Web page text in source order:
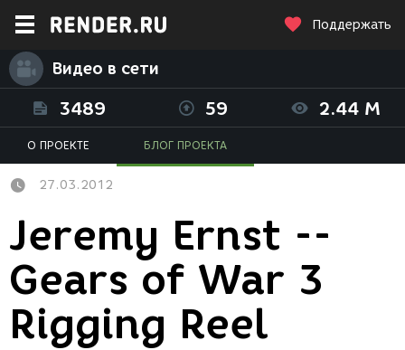
Поддержать
Видео в сети
3489 59 2.44 M
О ПРОЕКТЕ БЛОГ ПРОЕКТА
27.03.2012
Jeremy Ernst --
Gears of War 3
Rigging Reel